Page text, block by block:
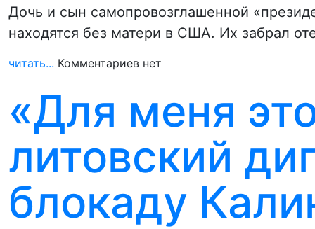
Дочь и сын самопровозглашенной
находятся без матери в США. Их забрал
читать... Комментариев нет
«Для меня
литовский
блокаду